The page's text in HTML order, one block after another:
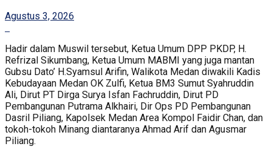
Agustus 3, 2026
Hadir dalam Muswil tersebut, Ketua Umum DPP PKDP, H.
Refrizal Sikumbang, Ketua Umum MABMI yang juga mantan
Gubsu Dato’ H.Syamsul Arifin, Walikota Medan diwakili Kadis
Kebudayaan Medan OK Zulfi, Ketua BM3 Sumut Syahruddin
Ali, Dirut PT Dirga Surya Isfan Fachruddin, Dirut PD
Pembangunan Putrama Alkhairi, Dir Ops PD Pembangunan
Dasril Piliang, Kapolsek Medan Area Kompol Faidir Chan, dan
tokoh-tokoh Minang diantaranya Ahmad Arif dan Agusmar
Piliang.